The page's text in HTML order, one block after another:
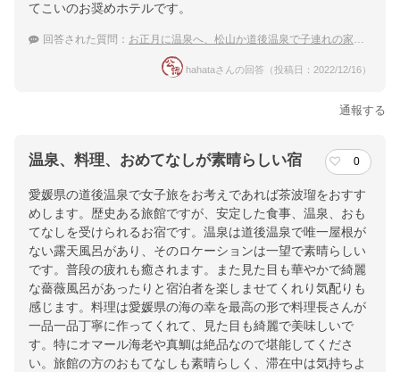
てこいのお奨めホテルです。
回答された質問： お正月に温泉へ、松山か道後温泉で子連れの家族旅行におすすめな温泉宿は？
hahataさんの回答（投稿日：2022/12/16）
通報する
温泉、料理、おめてなしが素晴らしい宿 0
愛媛県の道後温泉で女子旅をお考えであれば茶波瑠をおすす
めします。歴史ある旅館ですが、安定した食事、温泉、おも
てなしを受けられるお宿です。温泉は道後温泉で唯一屋根が
ない露天風呂があり、そのロケーションは一望で素晴らしい
です。普段の疲れも癒されます。また見た目も華やかで綺麗
な薔薇風呂があったりと宿泊者を楽しませてくれり気配りも
感じます。料理は愛媛県の海の幸を最高の形で料理長さんが
一品一品丁寧に作ってくれて、見た目も綺麗で美味しいで
す。特にオマール海老や真鯛は絶品なので堪能してくださ
い。旅館の方のおもてなしも素晴らしく、滞在中は気持ちよ